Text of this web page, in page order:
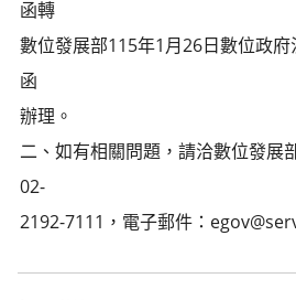
函轉
數位發展部115年1月26日數位政
函
辦理。
二、如有相關問題，請洽數位發展
02-
2192-7111，電子郵件：